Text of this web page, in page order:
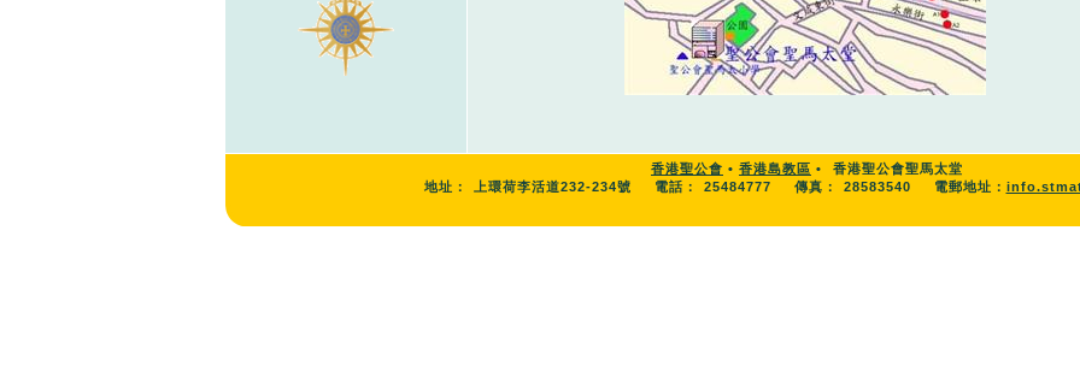
香港聖公會 • 香港島教區 •
香港聖公會聖馬太堂
地址：
上環荷李活道232-234號 電話： 25484777 傳真： 28583540 電郵地址：